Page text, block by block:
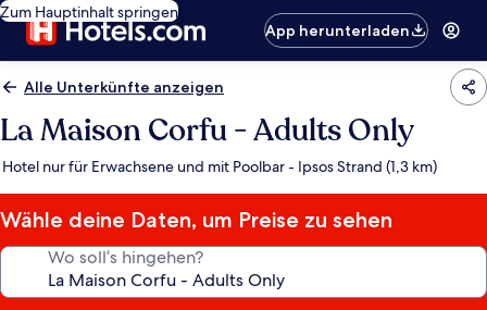
Zum Hauptinhalt springen
App herunterladen
Alle Unterkünfte anzeigen
La Maison Corfu - Adults Only
Hotel nur für Erwachsene und mit Poolbar - Ipsos Strand (1,3 km)
Wähle deine Daten, um Preise zu sehen
Wo soll’s hingehen?